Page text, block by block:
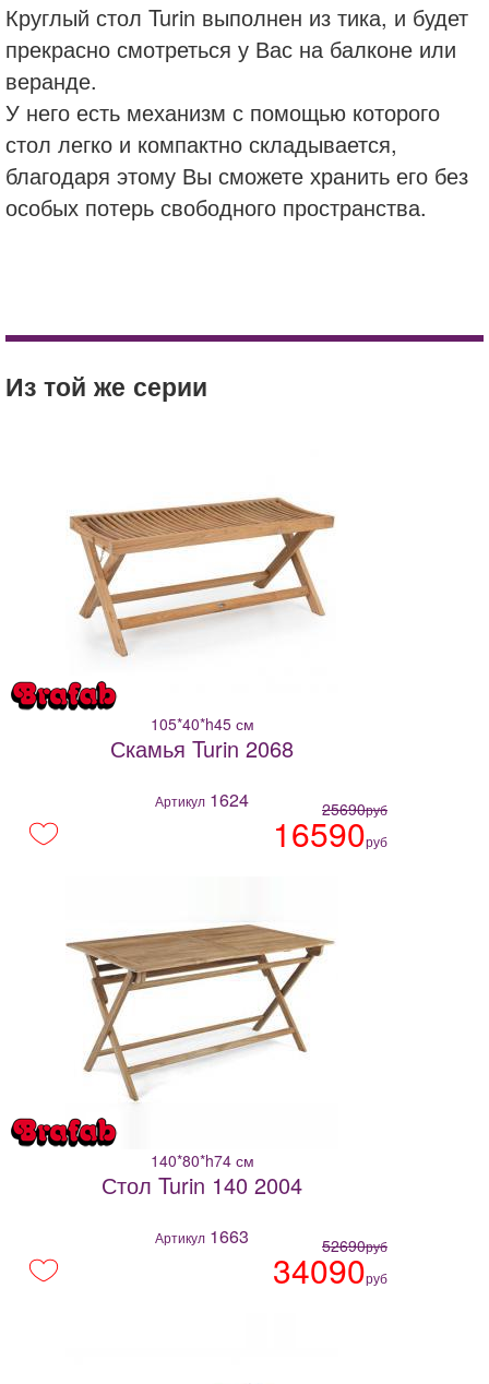
Круглый стол Turin выполнен из тика, и будет
прекрасно смотреться у Вас на балконе или
веранде.
У него есть механизм с помощью которого
стол легко и компактно складывается,
благодаря этому Вы сможете хранить его без
особых потерь свободного пространства.
тик
Подсвечник Zalongo 4296-72
Из той же серии
105*40*h45 см
Скамья Turin 2068
Артикул 1624 25690руб
16590руб
140*80*h74 см
Стол Turin 140 2004
Артикул 1663 52690руб
34090руб